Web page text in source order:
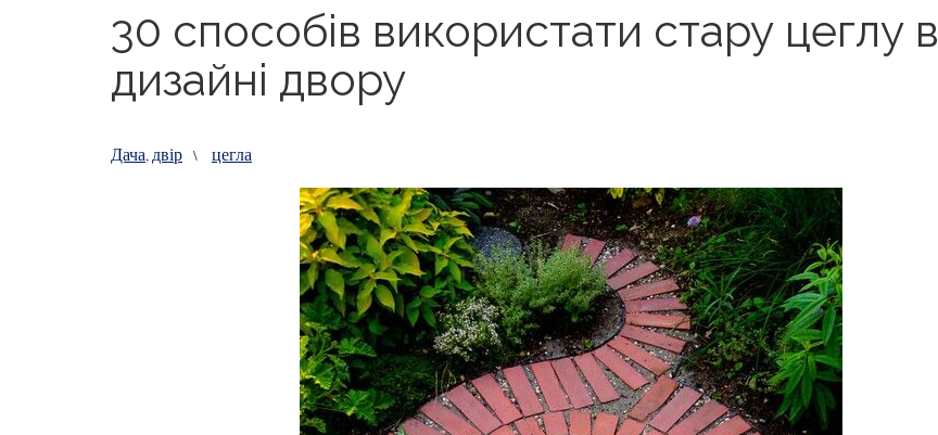
30 способів використати стару цеглу в
дизайні двору
Дача, двір \ цегла